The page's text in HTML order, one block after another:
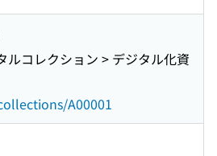
ルコレクション > デジタル化資
A00001